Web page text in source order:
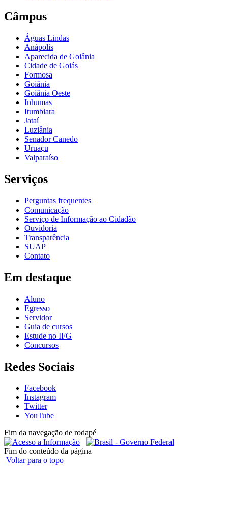
Câmpus
Águas Lindas
Anápolis
Aparecida de Goiânia
Cidade de Goiás
Formosa
Goiânia
Goiânia Oeste
Inhumas
Itumbiara
Jataí
Luziânia
Senador Canedo
Uruaçu
Valparaíso
Serviços
Perguntas frequentes
Comunicação
Serviço de Informação ao Cidadão
Ouvidoria
Transparência
SUAP
Contato
Em destaque
Aluno
Egresso
Servidor
Guia de cursos
Estude no IFG
Concursos
Redes Sociais
Facebook
Instagram
Twitter
YouTube
Fim da navegação de rodapé
Fim do conteúdo da página
Voltar para o topo